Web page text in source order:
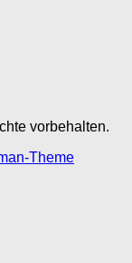
vorbehalten.
Theme